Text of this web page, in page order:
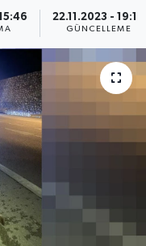
22.11.2023 - 19:14
GÜNCELLEME